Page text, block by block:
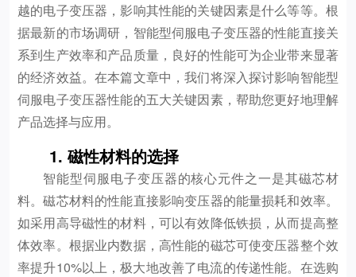
越的电子变压器，影响其性能的关键因素是什么等等。根
据最新的市场调研，智能型伺服电子变压器的性能直接关
系到生产效率和产品质量，良好的性能可为企业带来显著
的经济效益。在本篇文章中，我们将深入探讨影响智能型
伺服电子变压器性能的五大关键因素，帮助您更好地理解
产品选择与应用。
1. 磁性材料的选择
智能型伺服电子变压器的核心元件之一是其磁芯材
料。磁芯材料的性能直接影响变压器的能量损耗和效率。
如采用高导磁性的材料，可以有效降低铁损，从而提高整
体效率。根据业内数据，高性能的磁芯可使变压器整个效
率提升10%以上，极大地改善了电流的传递性能。在选购